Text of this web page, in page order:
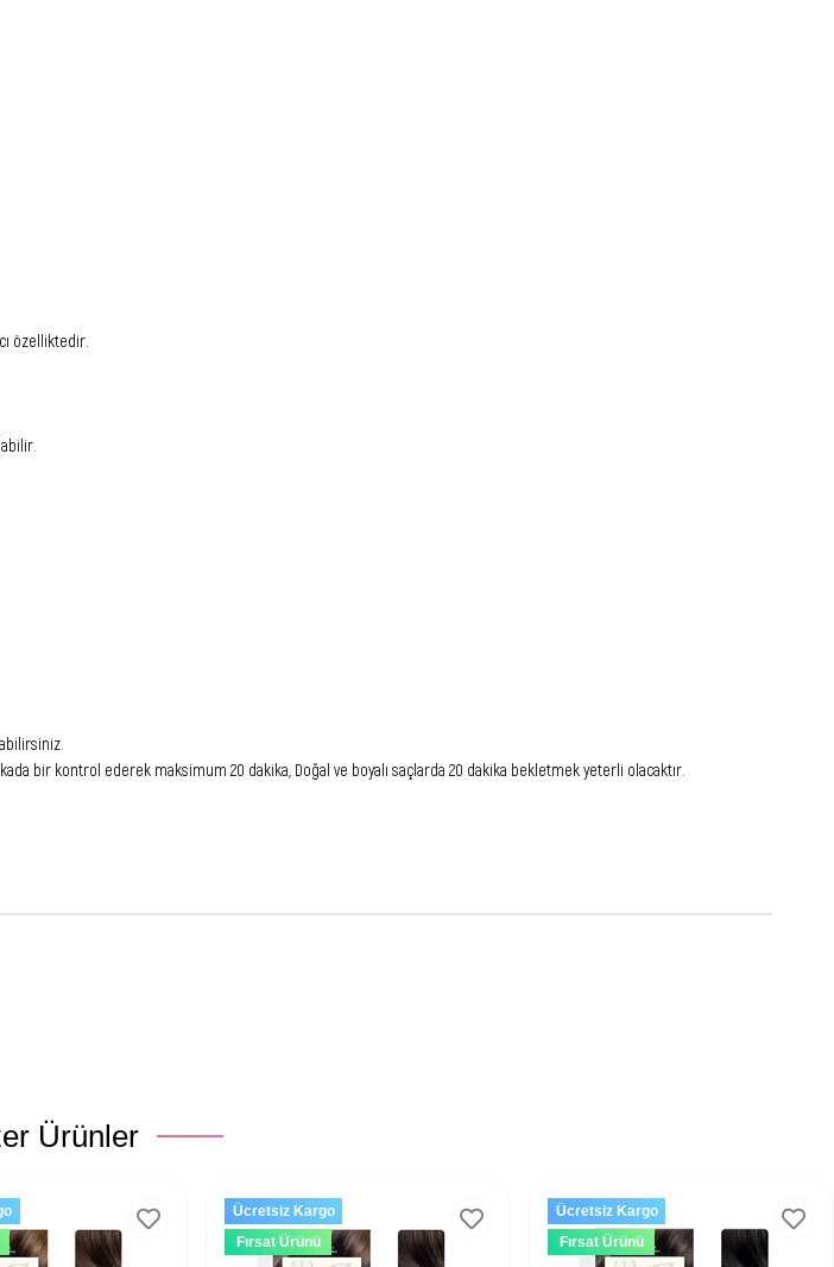
özelliktedir.
bir kontrol ederek maksimum 20 dakika, Doğal ve boyalı saçlarda 20 dakika bekletmek yeterli olacaktır.
Ürünler
Ücretsiz Kargo
Fırsat Ürünü
Ücretsiz Kargo
Fırsat Ürünü